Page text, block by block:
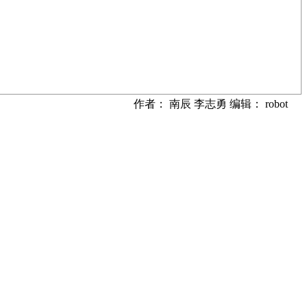
作者： 南辰 李志勇 编辑： robot